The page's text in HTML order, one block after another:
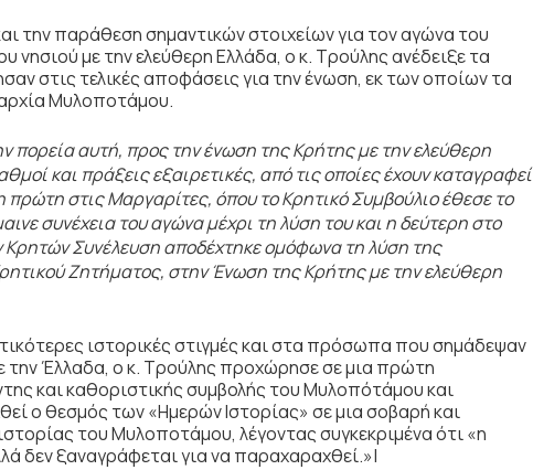
την παράθεση σημαντικών στοιχείων για τον αγώνα του
νησιού με την ελεύθερη Ελλάδα, ο κ. Τρούλης ανέδειξε τα
στις τελικές αποφάσεις για την ένωση, εκ των οποίων τα
Μυλοποτάμου.
πορεία αυτή, προς την ένωση της Κρήτης με την ελεύθερη
και πράξεις εξαιρετικές, από τις οποίες έχουν καταγραφεί
στις Μαργαρίτες, όπου το Κρητικό Συμβούλιο έθεσε το
συνέχεια του αγώνα μέχρι τη λύση του και η δεύτερη στο
Κρητών Συνέλευση αποδέχτηκε ομόφωνα τη λύση της
Ζητήματος, στην Ένωση της Κρήτης με την ελεύθερη
ιστορικές στιγμές και στα πρόσωπα που σημάδεψαν
την Έλλαδα, ο κ. Τρούλης προχώρησε σε μια πρώτη
και καθοριστικής συμβολής του Μυλοπότάμου και
ο θεσμός των «Ημερών Ιστορίας» σε μια σοβαρή και
του Μυλοποτάμου, λέγοντας συγκεκριμένα ότι «η
δεν ξαναγράφεται για να παραχαραχθεί.»|